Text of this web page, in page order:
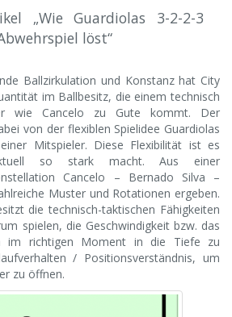
„Wie Guardiolas 3-2-2-3
löst“
Ballzirkulation und Konstanz hat City
im Ballbesitz, die einem technisch
wie Cancelo zu Gute kommt. Der
von der flexiblen Spielidee Guardiolas
Mitspieler. Diese Flexibilität ist es
so stark macht. Aus einer
Cancelo – Bernado Silva –
Muster und Rotationen ergeben.
die technisch-taktischen Fähigkeiten
spielen, die Geschwindigkeit bzw. das
im richtigen Moment in die Tiefe zu
/ Positionsverständnis, um
zu öffnen.